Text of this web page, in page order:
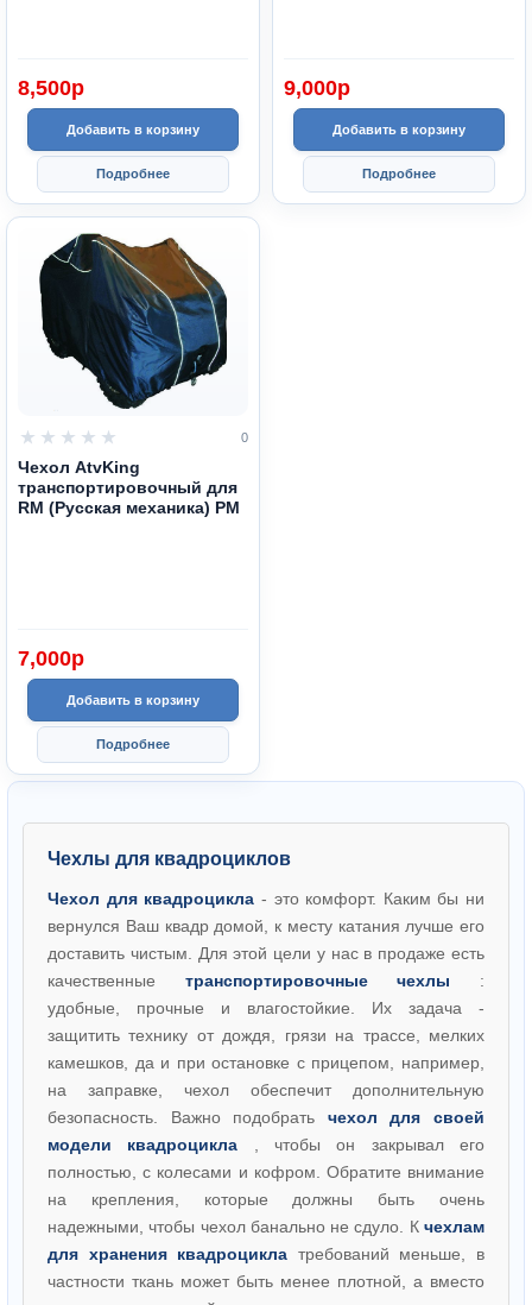
Добавить в корзину
8,500p
Подробнее
Добавить в корзину
9,000p
Подробнее
0
Чехол AtvKing
транспортировочный для
RM (Русская механика) РМ
Добавить в корзину
7,000p
Подробнее
Чехлы для квадроциклов
Чехол для квадроцикла - это комфорт. Каким бы ни
вернулся Ваш квадр домой, к месту катания лучше его
доставить чистым. Для этой цели у нас в продаже есть
качественные транспортировочные чехлы :
удобные, прочные и влагостойкие. Их задача -
защитить технику от дождя, грязи на трассе, мелких
камешков, да и при остановке с прицепом, например,
на заправке, чехол обеспечит дополнительную
безопасность. Важно подобрать чехол для своей
модели квадроцикла
, чтобы он закрывал его
полностью, с колесами и кофром. Обратите внимание
на крепления, которые должны быть очень
надежными, чтобы чехол банально не сдуло. К чехлам
для хранения квадроцикла требований меньше, в
частности ткань может быть менее плотной, а вместо